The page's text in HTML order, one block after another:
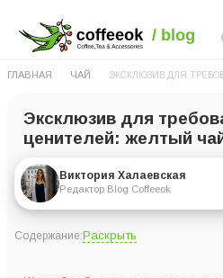
ГЛАВНАЯ ЧАЙ ЭКСКЛЮЗИВ ДЛЯ
Эксклюзив для
ценителей: желтый
Виктория Халаевская
Редактор Blog Coffeeok
Содержание:Раскрыть